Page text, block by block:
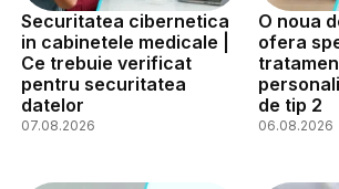
Securitatea cibernetica
in cabinetele medicale |
Ce trebuie verificat
pentru securitatea
datelor
07.08.2026
O noua
ofera
de tip 2
06.08.2026